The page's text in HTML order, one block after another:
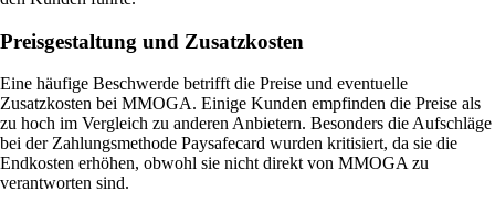
Preisgestaltung und Zusatzkosten
Eine häufige Beschwerde betrifft die Preise und eventuelle
Zusatzkosten bei MMOGA. Einige Kunden empfinden die Preise als
zu hoch im Vergleich zu anderen Anbietern. Besonders die Aufschläge
bei der Zahlungsmethode Paysafecard wurden kritisiert, da sie die
Endkosten erhöhen, obwohl sie nicht direkt von MMOGA zu
verantworten sind.